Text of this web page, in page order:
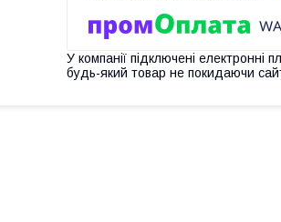
У компанії підключені електронні
будь-який товар не покидаючи